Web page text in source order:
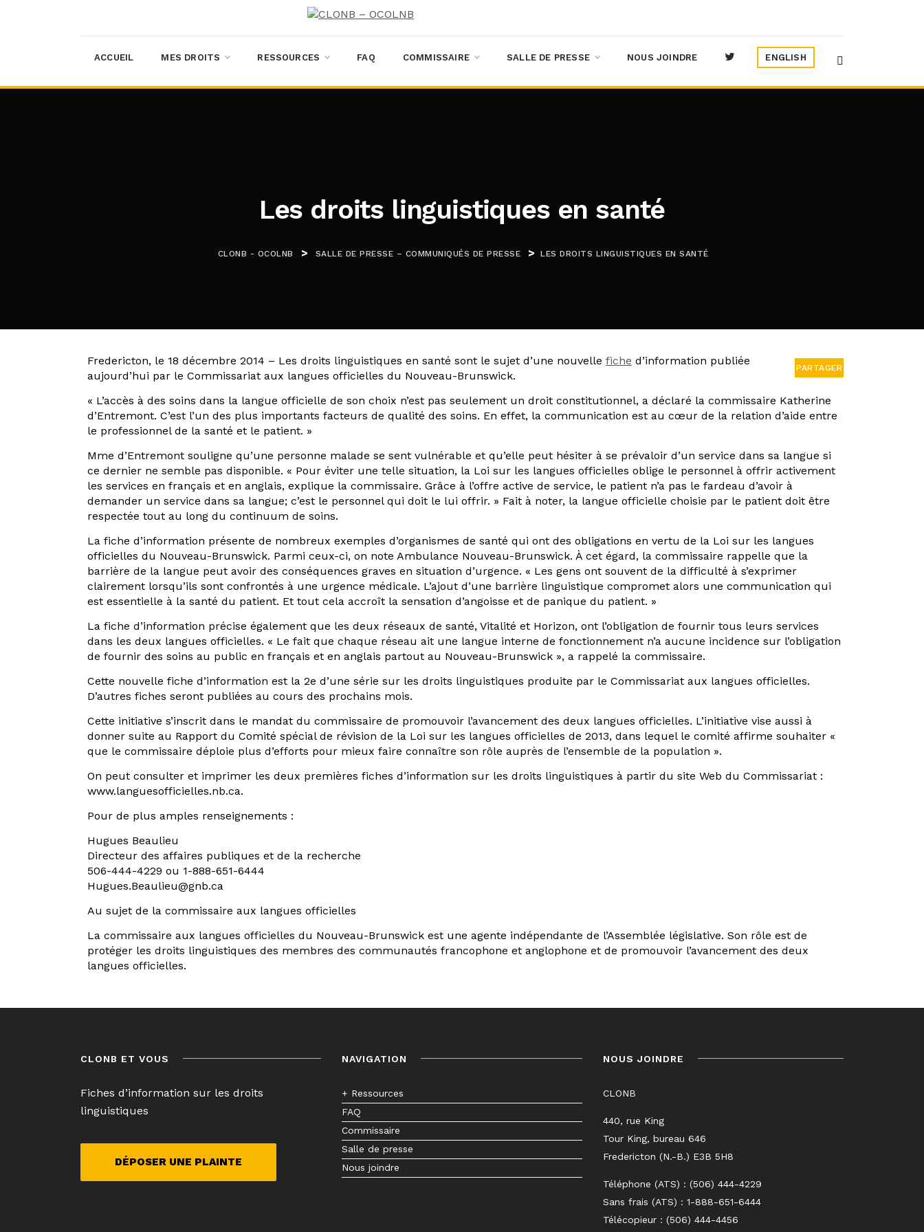
ACCUEIL MES DROITS RESSOURCES FAQ COMMISSAIRE SALLE DE PRESSE NOUS JOINDRE ENGLISH
Les droits linguistiques en santé
CLONB - OCOLNB > SALLE DE PRESSE – COMMUNIQUÉS DE PRESSE > LES DROITS LINGUISTIQUES EN SANTÉ
PARTAGER
Fredericton, le 18 décembre 2014 – Les droits linguistiques en santé sont le sujet d’une nouvelle fiche d’information publiée
aujourd’hui par le Commissariat aux langues officielles du Nouveau-Brunswick.
« L’accès à des soins dans la langue officielle de son choix n’est pas seulement un droit constitutionnel, a déclaré la commissaire Katherine
d’Entremont. C’est l’un des plus importants facteurs de qualité des soins. En effet, la communication est au cœur de la relation d’aide entre
le professionnel de la santé et le patient. »
Mme d’Entremont souligne qu’une personne malade se sent vulnérable et qu’elle peut hésiter à se prévaloir d’un service dans sa langue si
ce dernier ne semble pas disponible. « Pour éviter une telle situation, la Loi sur les langues officielles oblige le personnel à offrir activement
les services en français et en anglais, explique la commissaire. Grâce à l’offre active de service, le patient n’a pas le fardeau d’avoir à
demander un service dans sa langue; c’est le personnel qui doit le lui offrir. » Fait à noter, la langue officielle choisie par le patient doit être
respectée tout au long du continuum de soins.
La fiche d’information présente de nombreux exemples d’organismes de santé qui ont des obligations en vertu de la Loi sur les langues
officielles du Nouveau-Brunswick. Parmi ceux-ci, on note Ambulance Nouveau-Brunswick. À cet égard, la commissaire rappelle que la
barrière de la langue peut avoir des conséquences graves en situation d’urgence. « Les gens ont souvent de la difficulté à s’exprimer
clairement lorsqu’ils sont confrontés à une urgence médicale. L’ajout d’une barrière linguistique compromet alors une communication qui
est essentielle à la santé du patient. Et tout cela accroît la sensation d’angoisse et de panique du patient. »
La fiche d’information précise également que les deux réseaux de santé, Vitalité et Horizon, ont l’obligation de fournir tous leurs services
dans les deux langues officielles. « Le fait que chaque réseau ait une langue interne de fonctionnement n’a aucune incidence sur l’obligation
de fournir des soins au public en français et en anglais partout au Nouveau-Brunswick », a rappelé la commissaire.
Cette nouvelle fiche d’information est la 2e d’une série sur les droits linguistiques produite par le Commissariat aux langues officielles.
D’autres fiches seront publiées au cours des prochains mois.
Cette initiative s’inscrit dans le mandat du commissaire de promouvoir l’avancement des deux langues officielles. L’initiative vise aussi à
donner suite au Rapport du Comité spécial de révision de la Loi sur les langues officielles de 2013, dans lequel le comité affirme souhaiter «
que le commissaire déploie plus d’efforts pour mieux faire connaître son rôle auprès de l’ensemble de la population ».
On peut consulter et imprimer les deux premières fiches d’information sur les droits linguistiques à partir du site Web du Commissariat :
www.languesofficielles.nb.ca.
Pour de plus amples renseignements :
Hugues Beaulieu
Directeur des affaires publiques et de la recherche
506-444-4229 ou 1-888-651-6444
Hugues.Beaulieu@gnb.ca
Au sujet de la commissaire aux langues officielles
La commissaire aux langues officielles du Nouveau-Brunswick est une agente indépendante de l’Assemblée législative. Son rôle est de
protéger les droits linguistiques des membres des communautés francophone et anglophone et de promouvoir l’avancement des deux
langues officielles.
CLONB ET VOUS
Fiches d’information sur les droits
linguistiques
DÉPOSER UNE PLAINTE
NAVIGATION
+ Ressources
FAQ
Commissaire
Salle de presse
Nous joindre
NOUS JOINDRE
CLONB
440, rue King
Tour King, bureau 646
Fredericton (N.-B.) E3B 5H8
Téléphone (ATS) : (506) 444-4229
Sans frais (ATS) : 1-888-651-6444
Télécopieur : (506) 444-4456